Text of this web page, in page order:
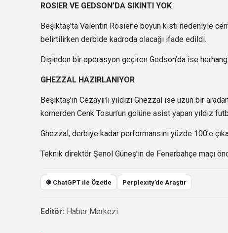
ROSIER VE GEDSON’DA SIKINTI YOK
Beşiktaş’ta Valentin Rosier’e boyun kisti nedeniyle
belirtilirken derbide kadroda olacağı ifade edildi.
Dişinden bir operasyon geçiren Gedson’da ise herhangi
GHEZZAL HAZIRLANIYOR
Beşiktaş’ın Cezayirli yıldızı Ghezzal ise uzun bir
kornerden Cenk Tosun’un golüne asist yapan yıldız
Ghezzal, derbiye kadar performansını yüzde 100’e
Teknik direktör Şenol Güneş’in de Fenerbahçe maçı
֎ ChatGPT ile Özetle Perplexity’de Araştır
Editör: Haber Merkezi